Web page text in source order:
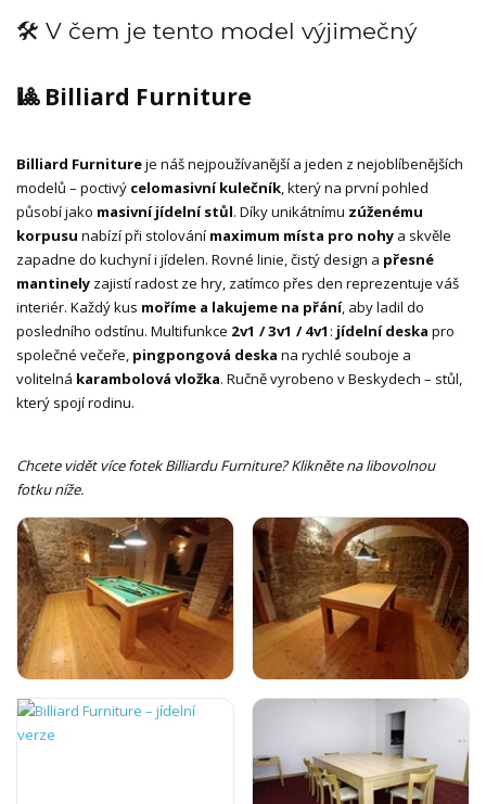
🛠️ V čem je tento model výjimečný
🎱 Billiard Furniture
Billiard Furnitureje náš nejpoužívanější a jeden z nejoblíbenějších
modelů – poctivý celomasivní kulečník, který na první pohled
působí jako masivní jídelní stůl. Díky unikátnímu zúženému
korpusu nabízí při stolování maximum místa pro nohy a skvěle
zapadne do kuchyní i jídelen. Rovné linie, čistý design a přesné
mantinely zajistí radost ze hry, zatímco přes den reprezentuje váš
interiér. Každý kus moříme a lakujeme na přání, aby ladil do
posledního odstínu. Multifunkce 2v1 / 3v1 / 4v1 : jídelní deska pro
společné večeře, pingpongová deska na rychlé souboje a
volitelná karambolová vložka. Ručně vyrobeno v Beskydech – stůl,
který spojí rodinu.
Chcete vidět více fotek Billiardu Furniture? Klikněte na libovolnou
fotku níže.